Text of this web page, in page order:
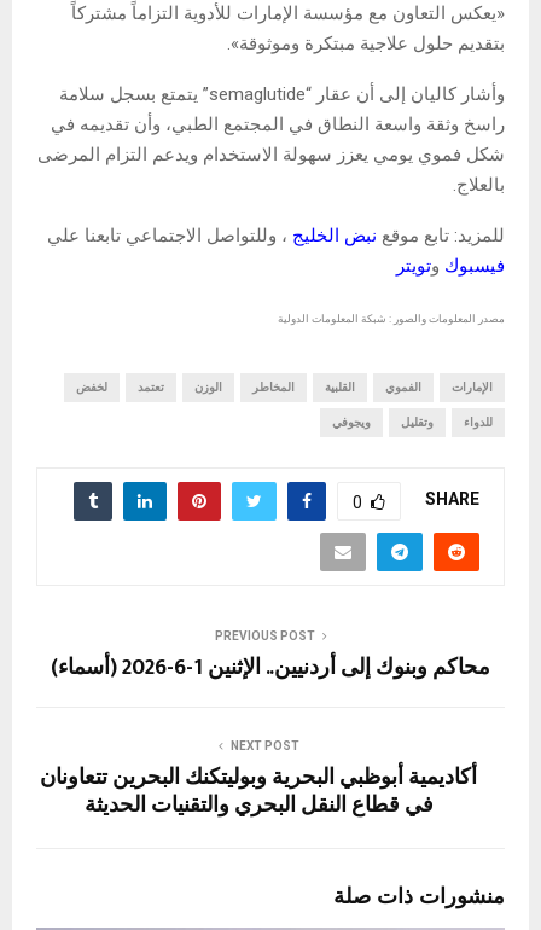
«يعكس التعاون مع مؤسسة الإمارات للأدوية التزاماً مشتركاً
بتقديم حلول علاجية مبتكرة وموثوقة».
وأشار كاليان إلى أن عقار “semaglutide” يتمتع بسجل سلامة
راسخ وثقة واسعة النطاق في المجتمع الطبي، وأن تقديمه في
شكل فموي يومي يعزز سهولة الاستخدام ويدعم التزام المرضى
بالعلاج.
للمزيد: تابع موقع نبض الخليج ، وللتواصل الاجتماعي تابعنا علي
فيسبوك وتويتر
مصدر المعلومات والصور : شبكة المعلومات الدولية
الإمارات الفموي القلبية المخاطر الوزن تعتمد لخفض
للدواء وتقليل ويجوفي
SHARE
0
PREVIOUS POST
محاكم وبنوك إلى أردنيين.. الإثنين 1-6-2026 (أسماء)
NEXT POST
أكاديمية أبوظبي البحرية وبوليتكنك البحرين تتعاونان
في قطاع النقل البحري والتقنيات الحديثة
منشورات ذات صلة